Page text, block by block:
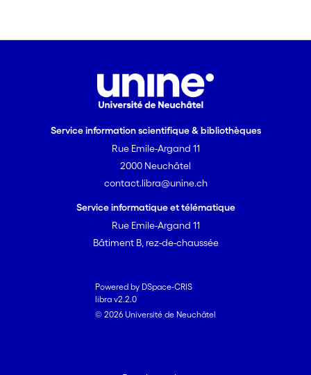
Service information scientifique & bibliothèques
Rue Emile-Argand 11
2000 Neuchâtel
contact.libra@unine.ch
Service informatique et télématique
Rue Emile-Argand 11
Bâtiment B, rez-de-chaussée
Powered by DSpace-CRIS
libra v2.2.0
© 2026 Université de Neuchâtel